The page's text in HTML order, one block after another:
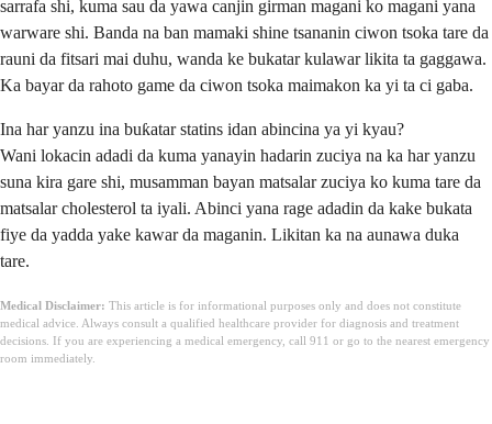
sarrafa shi, kuma sau da yawa canjin girman magani ko magani yana
warware shi. Banda na ban mamaki shine tsananin ciwon tsoka tare da
rauni da fitsari mai duhu, wanda ke bukatar kulawar likita ta gaggawa.
Ka bayar da rahoto game da ciwon tsoka maimakon ka yi ta ci gaba.
Ina har yanzu ina buƙatar statins idan abincina ya yi kyau?
Wani lokacin adadi da kuma yanayin hadarin zuciya na ka har yanzu
suna kira gare shi, musamman bayan matsalar zuciya ko kuma tare da
matsalar cholesterol ta iyali. Abinci yana rage adadin da kake bukata
fiye da yadda yake kawar da maganin. Likitan ka na aunawa duka
tare.
Medical Disclaimer: This article is for informational purposes only and does not constitute
medical advice. Always consult a qualified healthcare provider for diagnosis and treatment
decisions. If you are experiencing a medical emergency, call 911 or go to the nearest emergency
room immediately.